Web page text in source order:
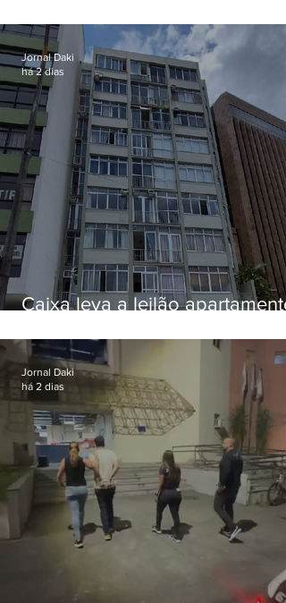
Caixa leva a leilão apartamento
Botafogo
Jornal Daki
há 2 dias
Jornal Daki
há 2 dias